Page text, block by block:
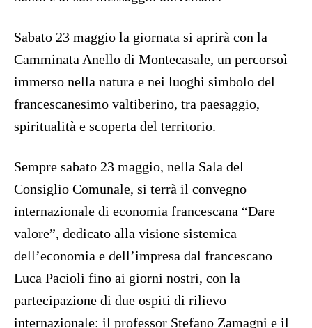
Sabato 23 maggio la giornata si aprirà con la
Camminata Anello di Montecasale, un percorsoì
immerso nella natura e nei luoghi simbolo del
francescanesimo valtiberino, tra paesaggio,
spiritualità e scoperta del territorio.
Sempre sabato 23 maggio, nella Sala del
Consiglio Comunale, si terrà il convegno
internazionale di economia francescana “Dare
valore”, dedicato alla visione sistemica
dell’economia e dell’impresa dal francescano
Luca Pacioli fino ai giorni nostri, con la
partecipazione di due ospiti di rilievo
internazionale: il professor Stefano Zamagni e il